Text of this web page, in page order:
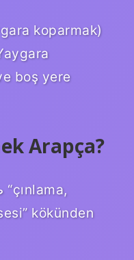
koparmak)
boş yere
Arapça?
kökünden